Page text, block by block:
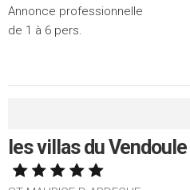
Annonce professionnelle
de 1 à 6 pers.
les villas du Vendoule